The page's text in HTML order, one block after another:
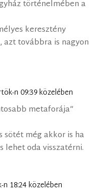
történelmében a
keresztény
továbbra is nagyon
n 09:39 közelében
metaforája”
sötét még akkor is ha
lehet oda visszatérni.
18:24 közelében